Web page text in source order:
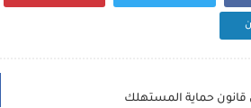
حماية المستهلك